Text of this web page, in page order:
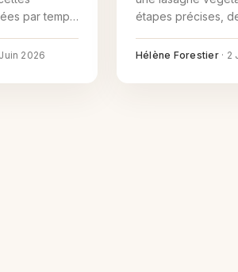
par temps
et la
2026
étapes précises,
version vegan
se tient à la coupe.
Hélène Forestier · 2